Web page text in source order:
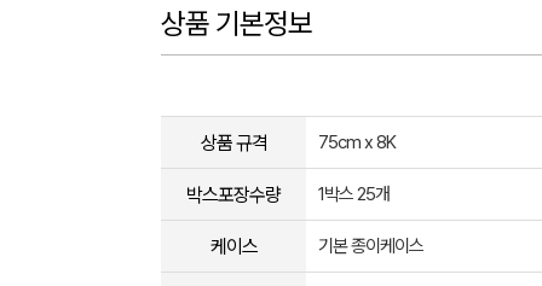
상품 기본정보
상품 규격 75cm x 8K
박스포장수량 1박스 25개
케이스 기본 종이케이스